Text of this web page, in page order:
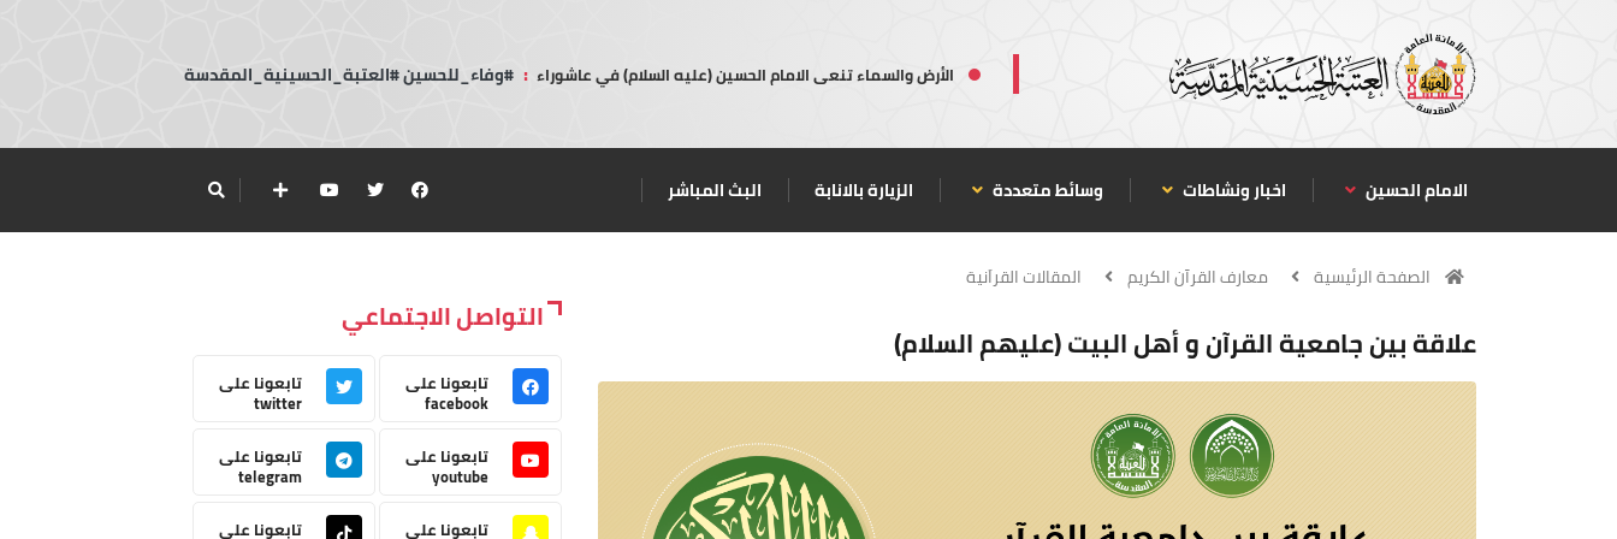
الأرض والسماء تنعى الامام الحسين (عليه السلام) في عاشوراء : #وفاء_للحسين #العتبة_الحسينية_المقدسة
الامام الحسين اخبار ونشاطات وسائط متعددة الزيارة بالانابة البث المباشر
الصفحة الرئيسية معارف القرآن الكريم المقالات القراَنية
علاقة بين جامعية القرآن و أهل البيت (عليهم السلام)
التواصل الاجتماعي
تابعونا على
facebook
تابعونا على
twitter
تابعونا على
youtube
تابعونا على
telegram
تابعونا على
تابعونا على